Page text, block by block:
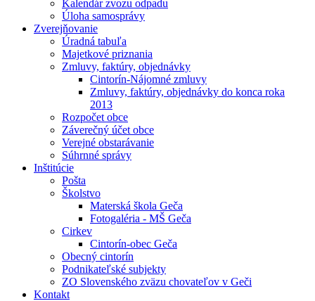
Kalendár zvozu odpadu
Úloha samosprávy
Zverejňovanie
Úradná tabuľa
Majetkové priznania
Zmluvy, faktúry, objednávky
Cintorín-Nájomné zmluvy
Zmluvy, faktúry, objednávky do konca roka
2013
Rozpočet obce
Záverečný účet obce
Verejné obstarávanie
Súhrnné správy
Inštitúcie
Pošta
Školstvo
Materská škola Geča
Fotogaléria - MŠ Geča
Cirkev
Cintorín-obec Geča
Obecný cintorín
Podnikateľské subjekty
ZO Slovenského zväzu chovateľov v Geči
Kontakt